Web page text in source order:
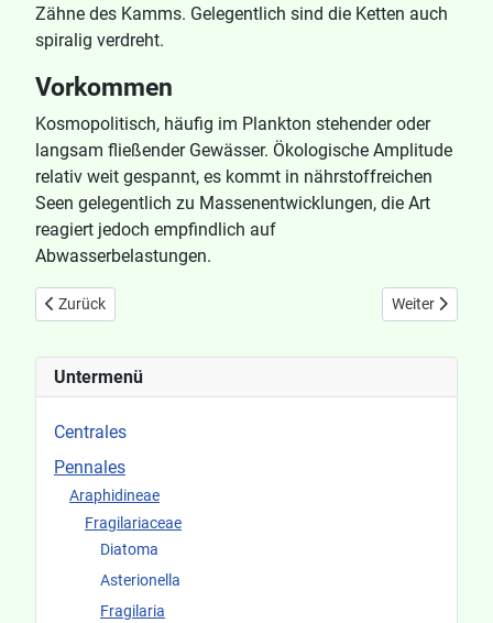
Untermenü
Centrales
Pennales
Araphidineae
Fragilariaceae
Diatoma
Asterionella
Fragilaria
Zähne des Kamms. Gelegentlich sind die Ketten auch
spiralig verdreht.
Vorkommen
Kosmopolitisch, häufig im Plankton stehender oder
langsam fließender Gewässer. Ökologische Amplitude
relativ weit gespannt, es kommt in nährstoffreichen
Seen gelegentlich zu Massenentwicklungen, die Art
reagiert jedoch empfindlich auf
Abwasserbelastungen.
Vorheriger Beitrag: Fragilaria construens f venter
Zurück Nächster
Weiter